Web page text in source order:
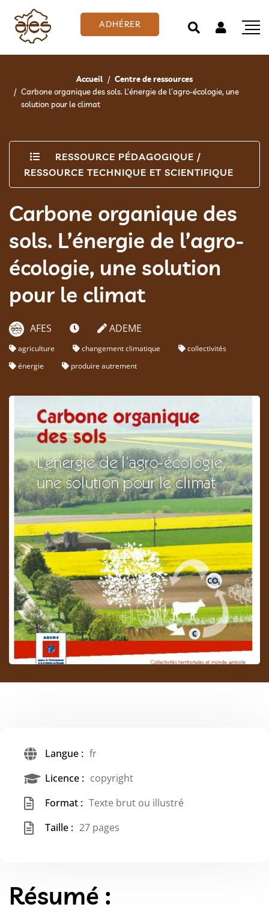
ADHÉRER
Accueil
Centre de ressources
Carbone organique des sols. L’énergie de l’agro-écologie, une
solution pour le climat
RESSOURCE PÉDAGOGIQUE /
RESSOURCE TECHNIQUE ET SCIENTIFIQUE
Carbone organique des
sols. L’énergie de l’agro-
écologie, une solution
pour le climat
AFES ADEME
agriculture changement climatique
collectivités
énergie
produire autrement
Langue : fr
Licence : copyright
Format : Texte brut ou illustré
Taille : 27 pages
Résumé :